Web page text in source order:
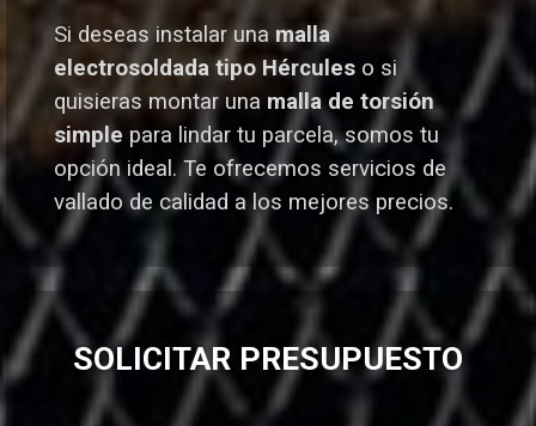
Si deseas instalar una malla
electrosoldada tipo Hércules o si
quisieras montar una malla de torsión
simple para lindar tu parcela, somos tu
opción ideal. Te ofrecemos servicios de
vallado de calidad a los mejores precios.
SOLICITAR PRESUPUESTO